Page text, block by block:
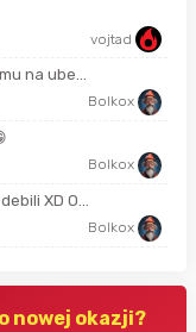
vojtad
na ube...
Bolkox
Bolkox
XD O...
Bolkox
nowej okazji?